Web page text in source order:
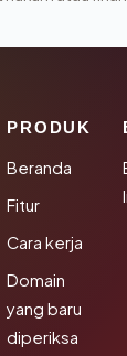
PRODUK
Beranda
Fitur
Cara kerja
Domain
yang baru
diperiksa